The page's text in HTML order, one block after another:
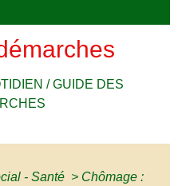
/GUIDE DES
- Santé > Chômage :